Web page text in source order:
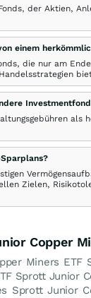
der Aktien,
einem
die nur am
Zielen,
Copper
Miners ETF
Sprott Junior
Sprott Junior